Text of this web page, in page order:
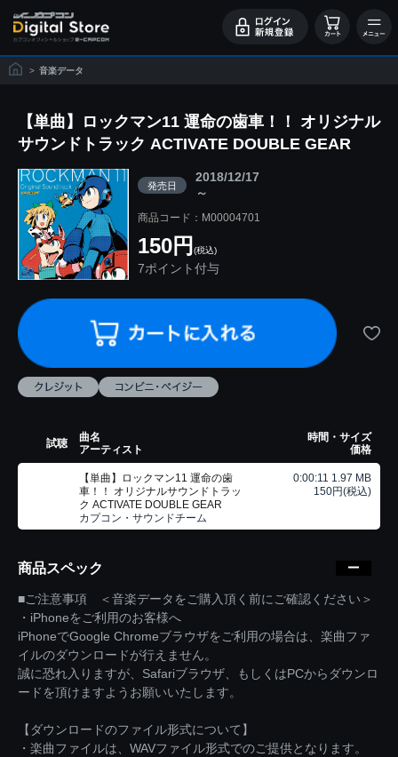
> 音楽データ
【単曲】ロックマン11 運命の歯車！！ オリジナル
サウンドトラック ACTIVATE DOUBLE GEAR
発売日
2018/12/17
～
商品コード：M00004701
150円 (税込)
7ポイント付与
試聴
曲名
アーティスト
時間・サイズ
価格
【単曲】ロックマン11 運命の歯
車！！ オリジナルサウンドトラッ
ク ACTIVATE DOUBLE GEAR
カプコン・サウンドチーム
0:00:11 1.97 MB
150円(税込)
商品スペック
■ご注意事項 ＜音楽データをご購入頂く前にご確認ください＞
・iPhoneをご利用のお客様へ
iPhoneでGoogle Chromeブラウザをご利用の場合は、楽曲ファ
イルのダウンロードが行えません。
誠に恐れ入りますが、Safariブラウザ、もしくはPCからダウンロ
ードを頂けますようお願いいたします。
【ダウンロードのファイル形式について】
・楽曲ファイルは、WAVファイル形式でのご提供となります。